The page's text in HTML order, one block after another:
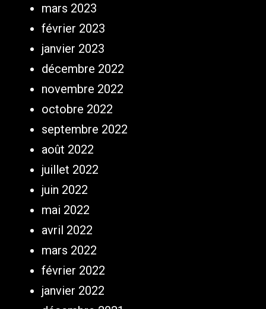
mars 2023
février 2023
janvier 2023
décembre 2022
novembre 2022
octobre 2022
septembre 2022
août 2022
juillet 2022
juin 2022
mai 2022
avril 2022
mars 2022
février 2022
janvier 2022